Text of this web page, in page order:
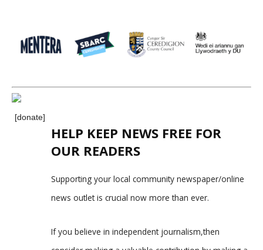
[donate]
HELP KEEP NEWS FREE FOR
OUR READERS
Supporting your local community newspaper/online
news outlet is crucial now more than ever.
If you believe in independent journalism,then